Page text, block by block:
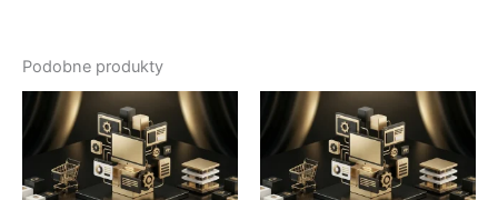
Podobne produkty